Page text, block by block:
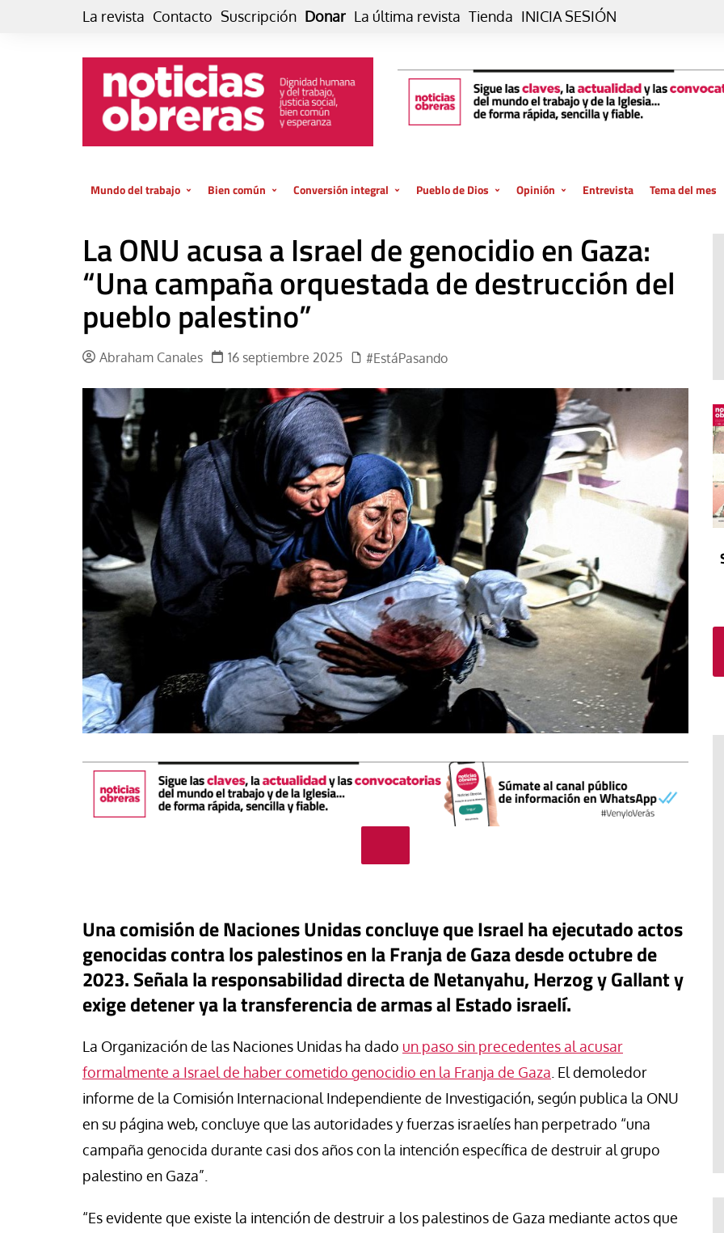
La revista Contacto Suscripción Donar La última revista Tienda INICIA SESIÓN
Mundo del trabajo
El trabajo es para la vida
GlobalizAcción
INFOR. Boletín informativo del
MMTC
Laboral
El amor en el mundo
Los empobrecidos por el
mundo
Radio — Mundo obrero hoy
Vidas precarias
Bien común
Economía
Conversión integral
de vida… es posible
El cuidado de la creación
Experiencia
Cultura
Libro
Dos minutos
Aplicaciones
Música
Poesía
Relato
Pueblo de Dios
La oración de cada día
Vaticano
El atrio
In memoriam
Opinión
Blog De paso…
Blog Eutopía
Tribuna
Blog Sembrando sueños,
recogiendo humanidad
Blog Mensajes guardados
La columna
Entrevista Tema del mes
La ONU acusa a Israel de genocidio en Gaza:
“Una campaña orquestada de destrucción del
pueblo palestino”
Abraham Canales 16 septiembre 2025 #EstáPasando
Una comisión de Naciones Unidas concluye que Israel ha ejecutado actos
genocidas contra los palestinos en la Franja de Gaza desde octubre de
2023. Señala la responsabilidad directa de Netanyahu, Herzog y Gallant y
exige detener ya la transferencia de armas al Estado israelí.
La Organización de las Naciones Unidas ha dado un paso sin precedentes al acusar
formalmente a Israel de haber cometido genocidio en la Franja de Gaza . El demoledor
informe de la Comisión Internacional Independiente de Investigación, según publica la ONU
en su página web, concluye que las autoridades y fuerzas israelíes han perpetrado “una
campaña genocida durante casi dos años con la intención específica de destruir al grupo
palestino en Gaza”.
“Es evidente que existe la intención de destruir a los palestinos de Gaza mediante actos que
digital que monetiza la
de las jóvenes
Ceinos y Camila Gonzalez
#EstáPasando
Los sindicatos destacan la
regularización extraordinaria al
crecimiento del empleo
Jose Luis Palacios
Enrique Angelelli, el obispo
asesinado hace 50 años
Francesco Strazzari